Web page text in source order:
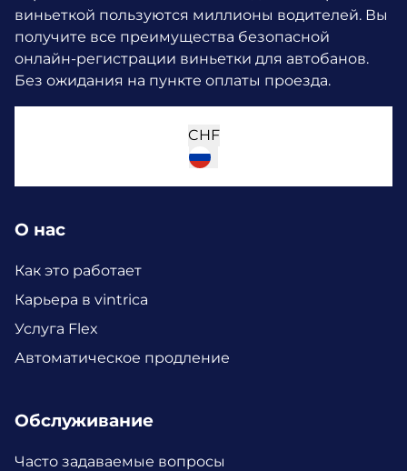
виньеткой пользуются миллионы водителей. Вы
получите все преимущества безопасной
онлайн-регистрации виньетки для автобанов.
Без ожидания на пункте оплаты проезда.
CHF
О нас
Как это работает
Карьера в vintrica
Услуга Flex
Автоматическое продление
Обслуживание
Часто задаваемые вопросы